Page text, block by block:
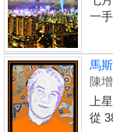
一
馬
陳
上
從